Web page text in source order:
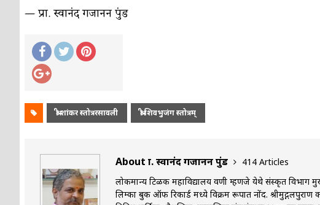
बुडीच खटलं – संयुक्त कुटुंब का गरजेचं?
— प्रा. स्वानंद गजानन पुंड
श्री शांकर स्तोत्ररसावली श्री शिवभुजंग स्तोत्रम्
About प्रा. स्वानंद गजानन पुंड
414 Articles
लोकमान्य टिळक महाविद्यालय वणी म्हणजे येथे संस्कृत विभाग
लिम्का बुक ऑफ रिकार्ड मध्ये विक्रम रूपात नोंद.